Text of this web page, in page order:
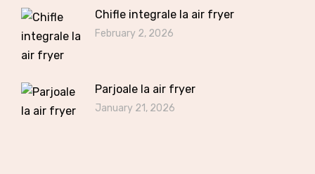
Chifle integrale la air fryer
February 2, 2026
Parjoale la air fryer
January 21, 2026